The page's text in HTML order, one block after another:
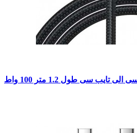
كابل شحن جوى روم تايب سى الى تايب سى طول 1.2 متر 100 واط